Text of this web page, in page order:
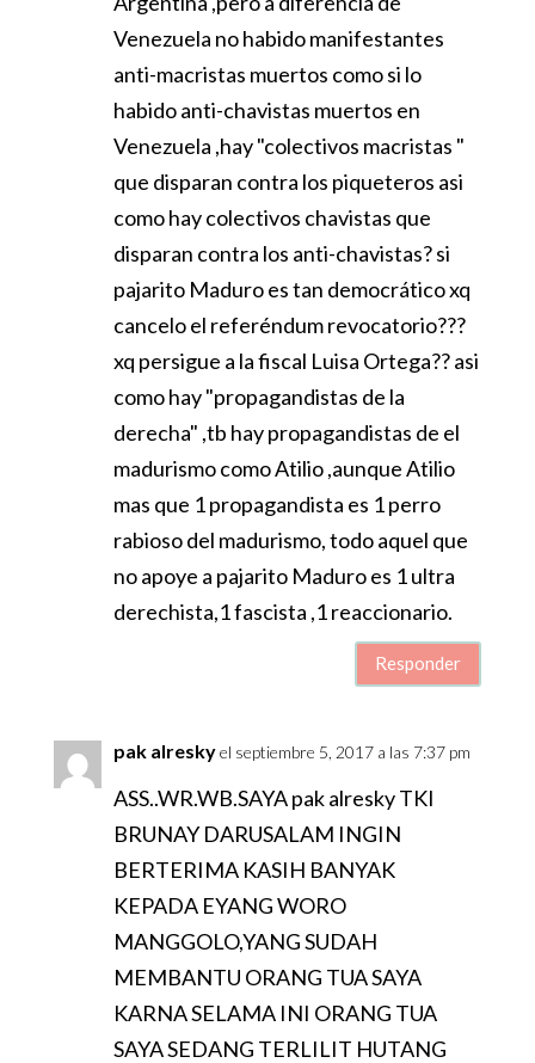
Venezuela no habido manifestantes
anti-macristas muertos como si lo
habido anti-chavistas muertos en
Venezuela ,hay "colectivos macristas "
que disparan contra los piqueteros asi
como hay colectivos chavistas que
disparan contra los anti-chavistas? si
pajarito Maduro es tan democrático xq
cancelo el referéndum revocatorio???
xq persigue a la fiscal Luisa Ortega?? asi
como hay "propagandistas de la
derecha" ,tb hay propagandistas de el
madurismo como Atilio ,aunque Atilio
mas que 1 propagandista es 1 perro
rabioso del madurismo, todo aquel que
no apoye a pajarito Maduro es 1 ultra
derechista,1 fascista ,1 reaccionario.
Responder
pak alreskyel septiembre 5, 2017 a las 7:37 pm
ASS..WR.WB.SAYA pak alresky TKI
BRUNAY DARUSALAM INGIN
BERTERIMA KASIH BANYAK
KEPADA EYANG WORO
MANGGOLO,YANG SUDAH
MEMBANTU ORANG TUA SAYA
KARNA SELAMA INI ORANG TUA
SAYA SEDANG TERLILIT HUTANG